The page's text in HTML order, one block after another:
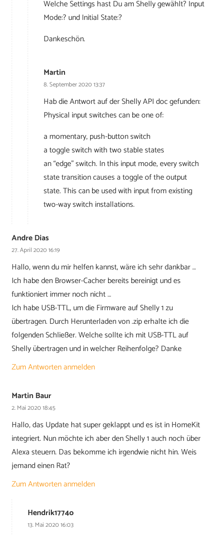
Welche Settings hast Du am Shelly gewählt? Input
Mode:? und Initial State:?
Dankeschön.
Martin
8. September 2020 13:37
Hab die Antwort auf der Shelly API doc gefunden:
Physical input switches can be one of:
a momentary, push-button switch
a toggle switch with two stable states
an “edge” switch. In this input mode, every switch
state transition causes a toggle of the output
state. This can be used with input from existing
two-way switch installations.
Andre Dias
27. April 2020 16:19
Hallo, wenn du mir helfen kannst, wäre ich sehr dankbar …
Ich habe den Browser-Cacher bereits bereinigt und es
funktioniert immer noch nicht …
Ich habe USB-TTL, um die Firmware auf Shelly 1 zu
übertragen. Durch Herunterladen von .zip erhalte ich die
folgenden Schließer. Welche sollte ich mit USB-TTL auf
Shelly übertragen und in welcher Reihenfolge? Danke
Zum Antworten anmelden
Martin Baur
2. Mai 2020 18:45
Hallo, das Update hat super geklappt und es ist in HomeKit
integriert. Nun möchte ich aber den Shelly 1 auch noch über
Alexa steuern. Das bekomme ich irgendwie nicht hin. Weis
jemand einen Rat?
Zum Antworten anmelden
Hendrik1774o
13. Mai 2020 16:03